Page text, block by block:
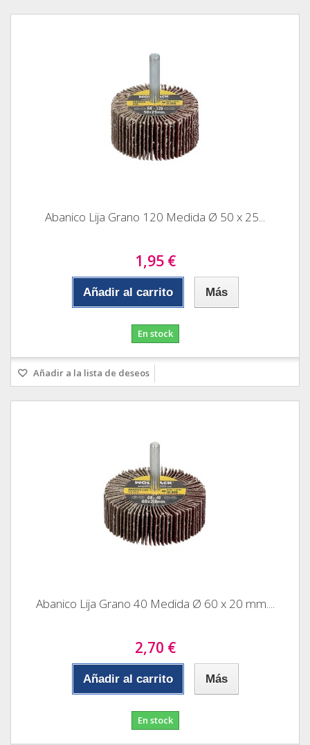
Abanico Lija Grano 120 Medida Ø 50 x 25...
1,95 €
Añadir al carrito Más
En stock
Añadir a la lista de deseos
Abanico Lija Grano 40 Medida Ø 60 x 20 mm....
2,70 €
Añadir al carrito Más
En stock